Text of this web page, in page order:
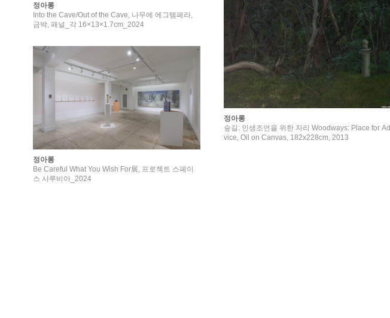
정아롱
Into the Cave/Out of the Cave, 나무에 에그템페라,
금박, 패널_각 16×13×1.7cm_2024
정아롱
숲길: 인생조언을 위한 자리 Woodways: Place for Ad
vice, Oil on Canvas, 182x228cm, 2013
정아롱
Be Careful What You Wish For展, 프로젝트 스페이
스 사루비아_2024